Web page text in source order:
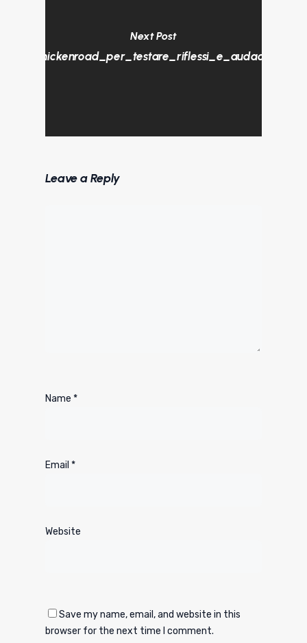
Next Post
Leave a Reply
Name*
Email*
Website
Save my name, email, and website in this
browser for the next time I comment.